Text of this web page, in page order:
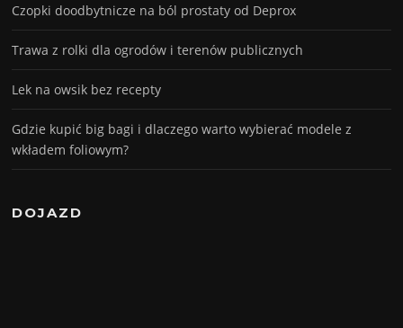
Czopki doodbytnicze na ból prostaty od Deprox
Trawa z rolki dla ogrodów i terenów publicznych
Lek na owsik bez recepty
Gdzie kupić big bagi i dlaczego warto wybierać modele z
wkładem foliowym?
DOJAZD